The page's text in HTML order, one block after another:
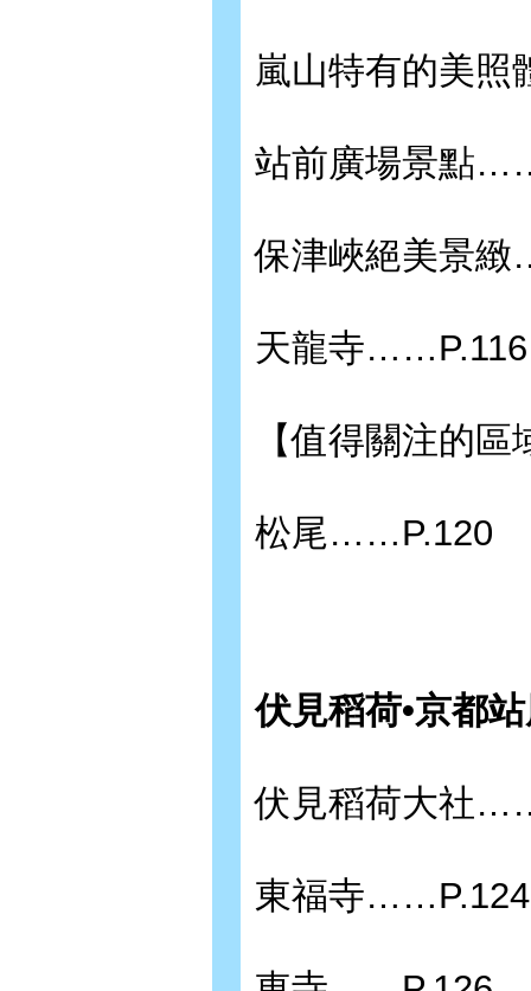
嵐山特有的美
站前廣場景點
保津峽絕美景
天龍寺……P.116
【值得關注的區
松尾……P.120
伏見稻荷•京都
伏見稻荷大社
東福寺……P.124